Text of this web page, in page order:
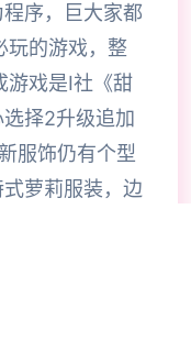
序，巨大家都
玩的游戏，整
游戏是I社《甜
择2升级追加
服饰仍有个型
萝莉服装，边